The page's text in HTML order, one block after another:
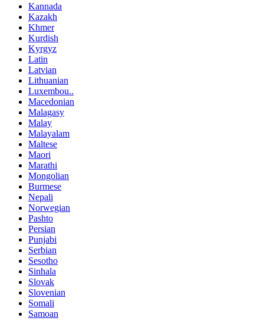
Kannada
Kazakh
Khmer
Kurdish
Kyrgyz
Latin
Latvian
Lithuanian
Luxembou..
Macedonian
Malagasy
Malay
Malayalam
Maltese
Maori
Marathi
Mongolian
Burmese
Nepali
Norwegian
Pashto
Persian
Punjabi
Serbian
Sesotho
Sinhala
Slovak
Slovenian
Somali
Samoan